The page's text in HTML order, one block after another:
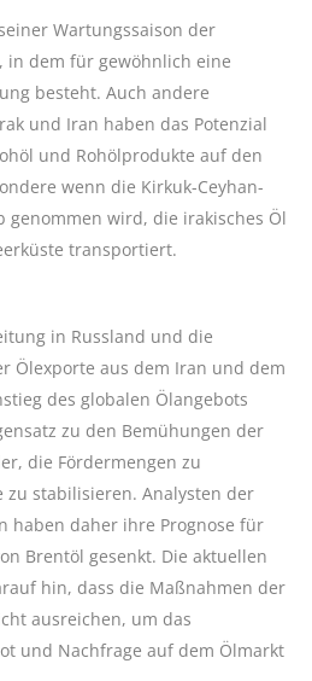
Wartungssaison der
in dem für gewöhnlich eine
besteht. Auch andere
und Iran haben das Potenzial
und Rohölprodukte auf den
wenn die Kirkuk-Ceyhan-
genommen wird, die irakisches Öl
transportiert.
in Russland und die
Ölexporte aus dem Iran und dem
des globalen Ölangebots
zu den Bemühungen der
die Fördermengen zu
zu stabilisieren. Analysten der
haben daher ihre Prognose für
Brentöl gesenkt. Die aktuellen
hin, dass die Maßnahmen der
ausreichen, um das
und Nachfrage auf dem Ölmarkt